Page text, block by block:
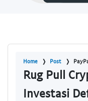
Home Post
Rug Pull
Investasi